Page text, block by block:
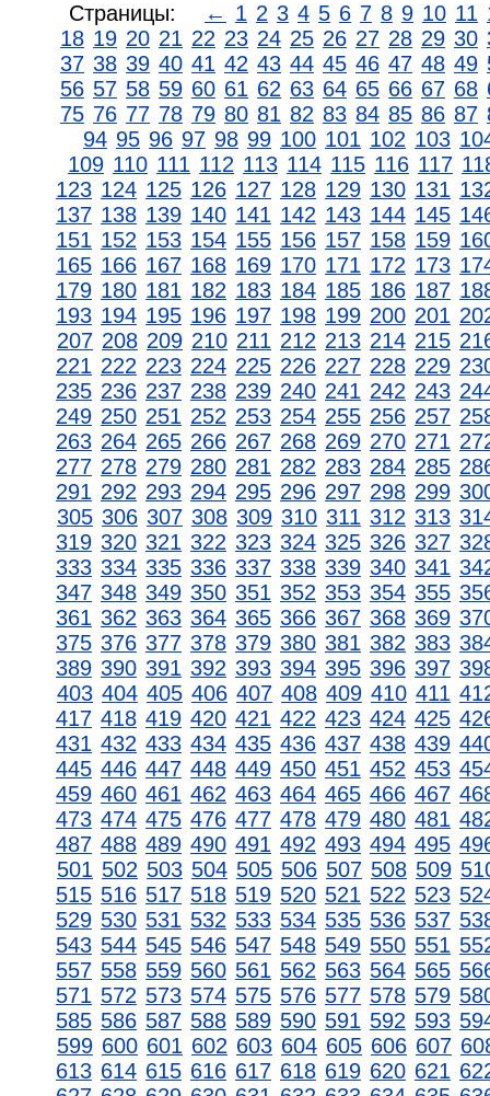
Страницы: ← 1 2 3 4 5 6 7 8 9 10 11
18 19 20 21 22 23 24 25 26 27 28 29 30
37 38 39 40 41 42 43 44 45 46 47 48 49
56 57 58 59 60 61 62 63 64 65 66 67 68
75 76 77 78 79 80 81 82 83 84 85 86 87
94 95 96 97 98 99 100 101 102 103
109 110 111 112 113 114 115 116 117
123 124 125 126 127 128 129 130 131
137 138 139 140 141 142 143 144 145
151 152 153 154 155 156 157 158 159
165 166 167 168 169 170 171 172 173
179 180 181 182 183 184 185 186 187
193 194 195 196 197 198 199 200 201
207 208 209 210 211 212 213 214 215
221 222 223 224 225 226 227 228 229
235 236 237 238 239 240 241 242 243
249 250 251 252 253 254 255 256 257
263 264 265 266 267 268 269 270 271
277 278 279 280 281 282 283 284 285
291 292 293 294 295 296 297 298 299
305 306 307 308 309 310 311 312 313
319 320 321 322 323 324 325 326 327
333 334 335 336 337 338 339 340 341
347 348 349 350 351 352 353 354 355
361 362 363 364 365 366 367 368 369
375 376 377 378 379 380 381 382 383
389 390 391 392 393 394 395 396 397
403 404 405 406 407 408 409 410 411
417 418 419 420 421 422 423 424 425
431 432 433 434 435 436 437 438 439
445 446 447 448 449 450 451 452 453
459 460 461 462 463 464 465 466 467
473 474 475 476 477 478 479 480 481
487 488 489 490 491 492 493 494 495
501 502 503 504 505 506 507 508 509
515 516 517 518 519 520 521 522 523
529 530 531 532 533 534 535 536 537
543 544 545 546 547 548 549 550 551
557 558 559 560 561 562 563 564 565
571 572 573 574 575 576 577 578 579
585 586 587 588 589 590 591 592 593
599 600 601 602 603 604 605 606 607
613 614 615 616 617 618 619 620 621